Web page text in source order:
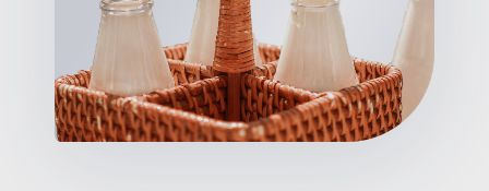
Bienestar
Salud digestiva